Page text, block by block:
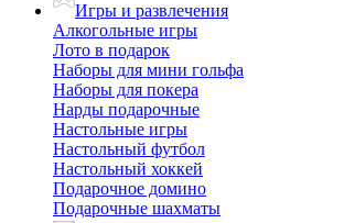
Игры и развлечения
Алкогольные игры
Лото в подарок
Наборы для мини гольфа
Наборы для покера
Нарды подарочные
Настольные игры
Настольный футбол
Настольный хоккей
Подарочное домино
Подарочные шахматы